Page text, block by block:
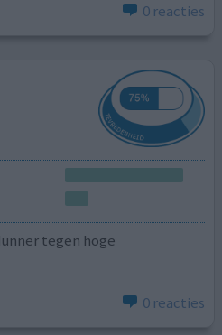
0 reacties
tegen hoge
0 reacties